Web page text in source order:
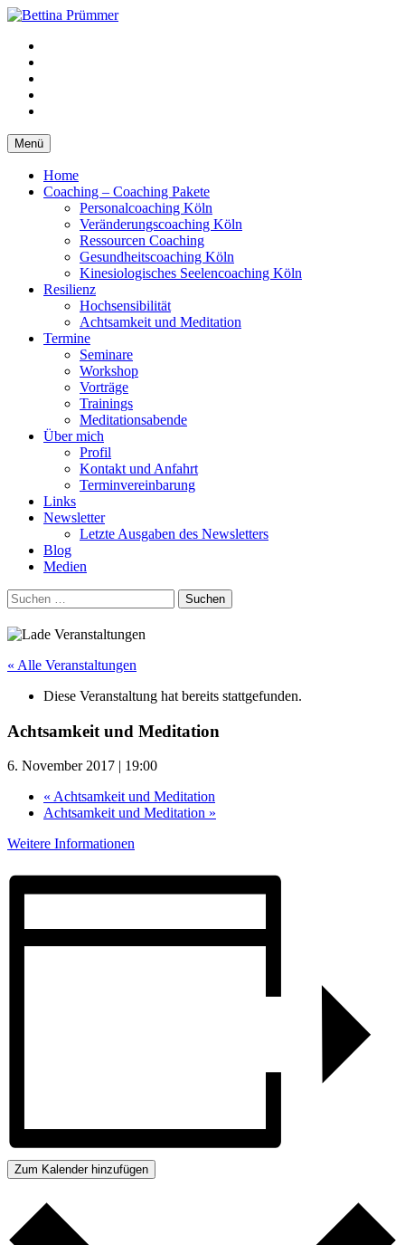
Springe
Inhalt
Menü
Home
Coaching – Coaching Pakete
Personalcoaching Köln
Veränderungscoaching Köln
Ressourcen Coaching
Gesundheitscoaching Köln
Kinesiologisches Seelencoaching Köln
Resilienz
Hochsensibilität
Achtsamkeit und Meditation
Termine
Seminare
Workshop
Vorträge
Trainings
Meditationsabende
Über mich
Profil
Kontakt und Anfahrt
Terminvereinbarung
Links
Newsletter
Letzte Ausgaben des Newsletters
Blog
Medien
Suchen
nach:
« Alle Veranstaltungen
Diese Veranstaltung hat bereits stattgefunden.
Achtsamkeit und Meditation
6. November 2017 | 19:00
« Achtsamkeit und Meditation
Achtsamkeit und Meditation »
Weitere Informationen
Zum Kalender hinzufügen